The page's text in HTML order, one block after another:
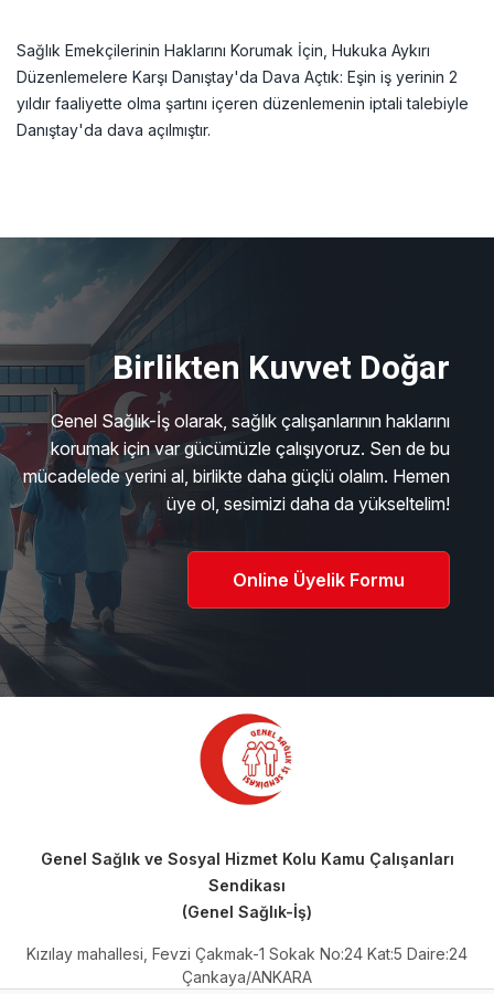
Sağlık Emekçilerinin Haklarını Korumak İçin, Hukuka Aykırı
Düzenlemelere Karşı Danıştay'da Dava Açtık: Eşin iş yerinin 2
yıldır faaliyette olma şartını içeren düzenlemenin iptali talebiyle
Danıştay'da dava açılmıştır.
Birlikten Kuvvet Doğar
Genel Sağlık-İş olarak, sağlık çalışanlarının haklarını
korumak için var gücümüzle çalışıyoruz. Sen de bu
mücadelede yerini al, birlikte daha güçlü olalım. Hemen
üye ol, sesimizi daha da yükseltelim!
Online Üyelik Formu
Genel Sağlık ve Sosyal Hizmet Kolu Kamu Çalışanları
Sendikası
(Genel Sağlık-İş)
Kızılay mahallesi, Fevzi Çakmak-1 Sokak No:24 Kat:5 Daire:24
Çankaya/ANKARA